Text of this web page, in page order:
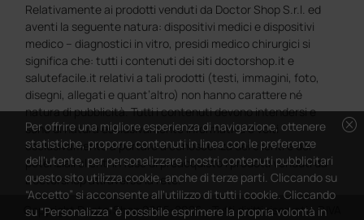
Relativamente ai prodotti venduti da Doctor Shop S.r.l. ed
aventi la seguente natura: dispositivi medici e dispositivi
medico – diagnostici in vitro, presidi medico chirurgici si
significa che: tutti i contenuti dei siti doctorshop.it e
salutefacile.it relativi a tali prodotti (testi, immagini, foto,
disegni, allegati e quant’altro) non hanno carattere né
natura di pubblicità. Tutti i contenuti devono intendersi e
sono di natura esclusivamente informativa e volti
esclusivamente a portare a conoscenza dei clienti e dei
potenziali clienti in fase di preacquisto i prodotti venduti da
Doctorshop attraverso la rete.
Copyright DoctorShop 2005-2026 - Tutti diritti riservati - P.IVA
cancel
Per offrire una migliore esperienza di navigazione, ottenere
statistiche, proporre contenuti in linea con le preferenze
dell'utente, per personalizzare i nostri contenuti pubblicitari
questo sito utilizza cookie, anche di terze parti. Cliccando su
“Accetto” si acconsente all'utilizzo di tutti i cookie. Cliccando
su “Personalizza” è possibile esprimere la propria volontà in